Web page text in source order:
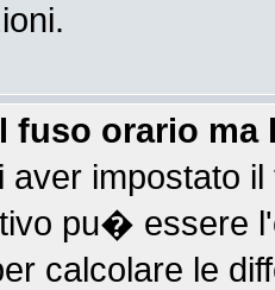
fuso orario
aver impostato
pu� essere
calcolare le